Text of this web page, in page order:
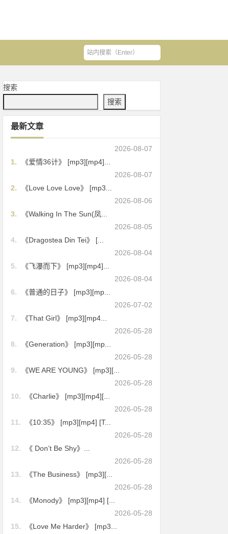
搜索
搜索
最新文章
2026-08-07
1.
《爱情36计》 [mp3][mp4]...
2026-08-07
2.
《Love Love Love》 [mp3...
2026-08-06
3.
《Walking In The Sun(凤...
2026-08-05
4.
《Dragostea Din Tei》 [...
2026-08-04
5.
《飞瀑而下》 [mp3][mp4]...
2026-08-04
6.
《普通的日子》 [mp3][mp...
2026-07-02
7.
《That Girl》 [mp3][mp4...
2026-05-28
8.
《Generation》 [mp3][mp...
2026-05-28
9.
《WE ARE YOUNG》 [mp3][...
2026-05-28
10.
《Charlie》 [mp3][mp4][...
2026-05-28
11.
《10:35》 [mp3][mp4] [T...
2026-05-28
12.
《 Don’t Be Shy》...
2026-05-28
13.
《The Business》 [mp3][...
2026-05-28
14.
《Monody》 [mp3][mp4] [...
2026-05-28
15.
《Love Me Harder》 [mp3...